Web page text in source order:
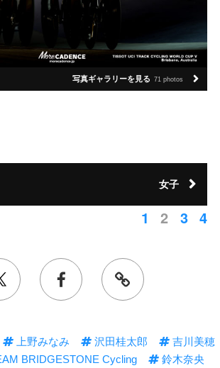
写真ギャラリーを見る 71 photos
女子
1 2 3 4
上野みなみ 沢田桂太郎
吉川美穂
BRIDGESTONE Cycling
鈴木奈央